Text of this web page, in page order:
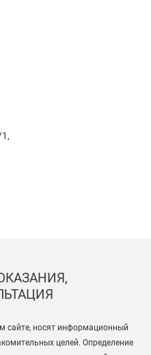
сайте, носят информационный
целей. Определение